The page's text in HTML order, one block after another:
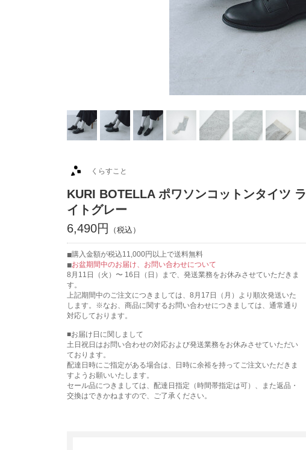
くらすこと
KURI BOTELLA ポワソンコットンタイツ ラ
イトグレー
6,490円
購入金額が税込11,000円以上で送料無料
お盆期間中のお届け、お問い合わせについて
8月11日（火）〜 16日（日）まで、発送業務をお休みさせていただきま
す。
上記期間中のご注文につきましては、8月17日（月）より順次発送いた
します。※なお、商品に関するお問い合わせにつきましては、通常通り
対応しております。
■お届け日に関しまして
土日祝日はお問い合わせの対応および発送業務をお休みさせていただい
ております。
配達日時にご指定がある場合は、日時に余裕を持ってご注文いただきま
すようお願いいたします。
セール品につきましては、配達日指定（時間帯指定は可）、また返品・
交換はできかねますので、ご了承ください。